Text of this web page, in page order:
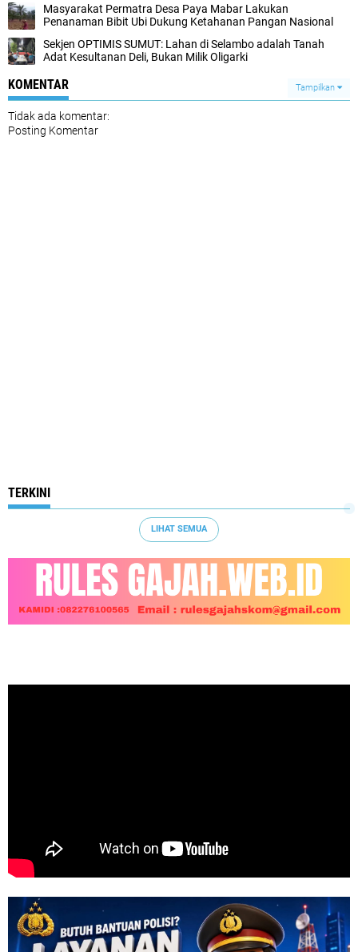
Masyarakat Permatra Desa Paya Mabar Lakukan
Penanaman Bibit Ubi Dukung Ketahanan Pangan Nasional
Sekjen OPTIMIS SUMUT: Lahan di Selambo adalah Tanah
Adat Kesultanan Deli, Bukan Milik Oligarki
KOMENTAR Tampilkan
Tidak ada komentar:
Posting Komentar
TERKINI
LIHAT SEMUA